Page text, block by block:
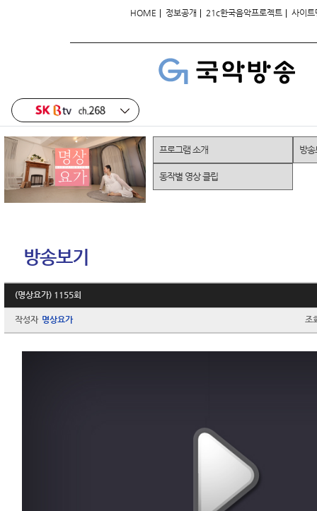
HOME | 정보공개 | 21c한국음악프로젝트 | 사이트
방송보기
(명상요가) 1155회
작성자 명상요가 조
프로그램 소개 방
동작별 영상 클립